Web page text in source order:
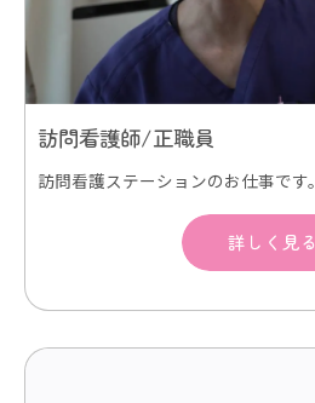
訪問看護師/正職員
詳しく見る